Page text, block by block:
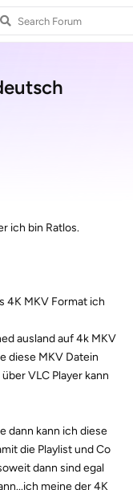
ich bin Ratlos.
4K MKV Format ich
ausland auf 4k MKV
diese MKV Datein
VLC Player kann
dann kann ich diese
die Playlist und Co
dann sind egal
meine der 4K